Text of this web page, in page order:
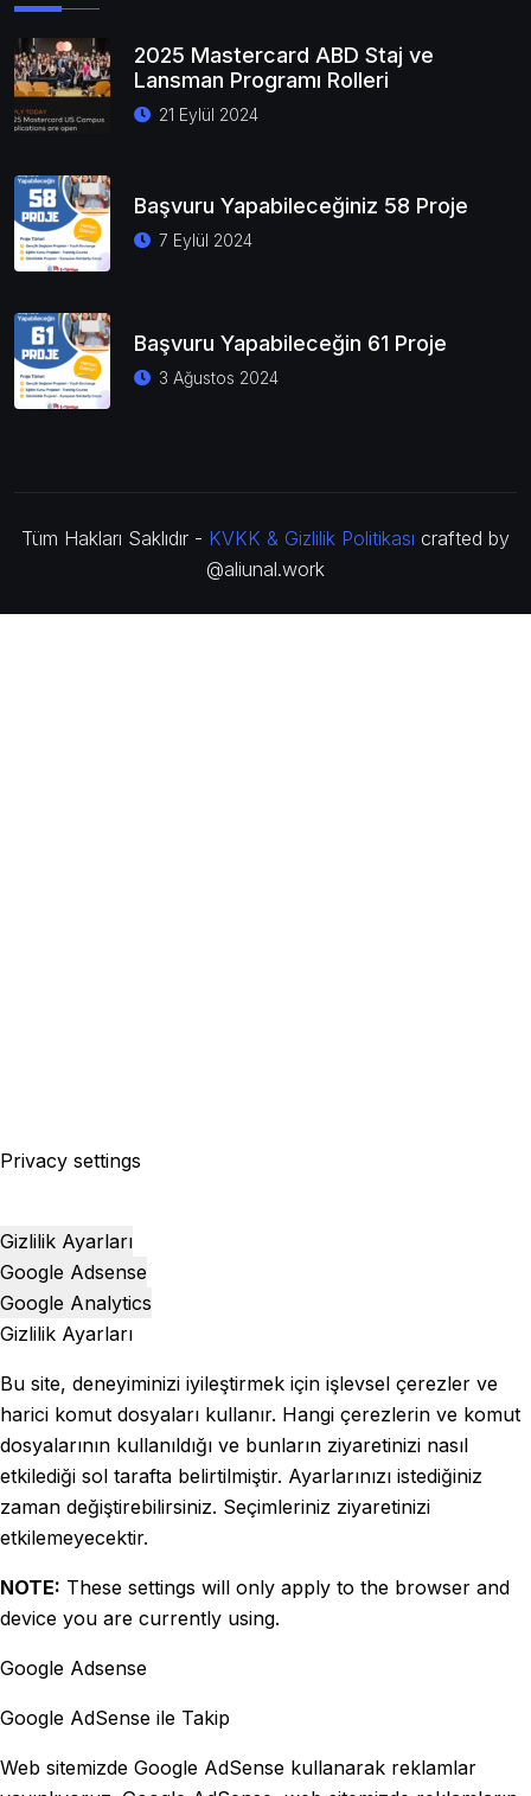
2025 Mastercard ABD Staj ve
Lansman Programı Rolleri
21 Eylül 2024
Başvuru Yapabileceğiniz 58 Proje
7 Eylül 2024
Başvuru Yapabileceğin 61 Proje
3 Ağustos 2024
Tüm Hakları Saklıdır - KVKK & Gizlilik Politikası crafted by
@aliunal.work
Privacy settings
Gizlilik Ayarları
Google Adsense
Google Analytics
Gizlilik Ayarları
Bu site, deneyiminizi iyileştirmek için işlevsel çerezler ve
harici komut dosyaları kullanır. Hangi çerezlerin ve komut
dosyalarının kullanıldığı ve bunların ziyaretinizi nasıl
etkilediği sol tarafta belirtilmiştir. Ayarlarınızı istediğiniz
zaman değiştirebilirsiniz. Seçimleriniz ziyaretinizi
etkilemeyecektir.
NOTE: These settings will only apply to the browser and
device you are currently using.
Google Adsense
Google AdSense ile Takip
Web sitemizde Google AdSense kullanarak reklamlar